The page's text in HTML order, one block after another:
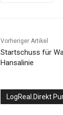
Vorheriger Artikel
Startschuss für
Hansalinie
LogReal.Direkt